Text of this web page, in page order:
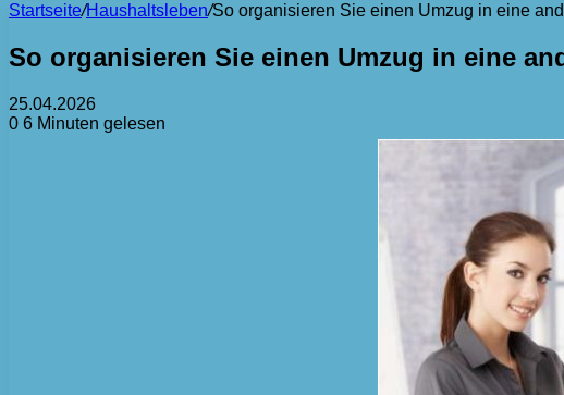
Startseite/Haushaltsleben/So organisieren Sie einen Umzug in eine
So organisieren Sie einen Umzug in eine
25.04.2026
0 6 Minuten gelesen